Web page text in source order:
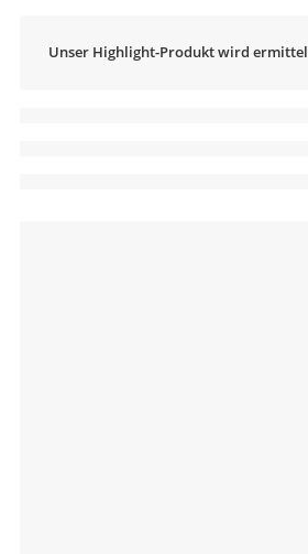
Unser Highlight-Produkt wird